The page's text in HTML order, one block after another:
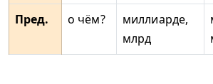
Пред.
о чём?
миллиарде,
млрд